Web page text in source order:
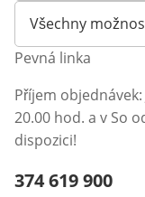
Všechny
Pevná linka
Příjem objednávek:
20.00 hod. a v So
dispozici!
Telefonní číslo:
374 619 900